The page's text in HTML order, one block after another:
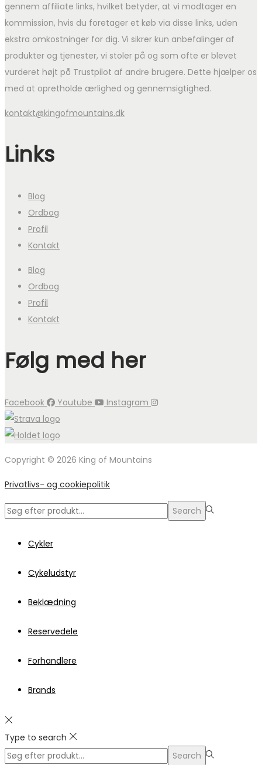
gennem affiliate links, hvilket betyder, at vi modtager en
kommission, hvis du foretager et køb via disse links, uden
ekstra omkostninger for dig. Vi sikrer kun anbefalinger af
produkter og tjenester, vi stoler på og som ofte er blevet
vurderet højt på Trustpilot af andre brugere. Dette hjælper os
med at opretholde ærlighed og gennemsigtighed.
kontakt@kingofmountains.dk
Links
Blog
Ordbog
Profil
Kontakt
Blog
Ordbog
Profil
Kontakt
Følg med her
Facebook Youtube Instagram
Copyright © 2026 King of Mountains
Privatlivs- og cookiepolitik
Search
Search
Cykler
Cykeludstyr
Beklædning
Reservedele
Forhandlere
Brands
Type to search
Search
Search